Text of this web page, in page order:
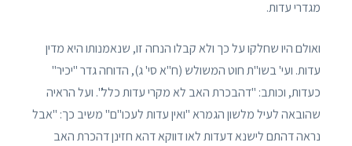
מגדרי עדות.
ואולם היו שחלקו על כך ולא קבלו הנחה זו, שנאמנותו היא מדין
עדות. ועי' בשו"ת חוט המשולש (ח"א סי' ג), הדוחה גדר "יכיר"
כעדות, וכותב: "דהבכרת האב לא מקרי עדות כלל". ועל הראיה
שהובאה לעיל מלשון הגמרא "ואין עדות לעכו"ם" משיב כך: "אבל
נראה דהתם לישנא דעדות לאו דווקא דהא חזינן דהכרת האב